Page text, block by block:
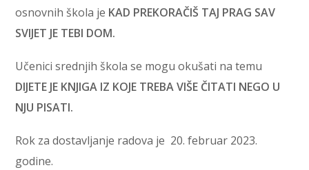
osnovnih škola je KAD PREKORAČIŠ TAJ PRAG SAV
SVIJET JE TEBI DOM.
Učenici srednjih škola se mogu okušati na temu
DIJETE JE KNJIGA IZ KOJE TREBA VIŠE ČITATI NEGO U
NJU PISATI.
Rok za dostavljanje radova je 20. februar 2023.
godine.